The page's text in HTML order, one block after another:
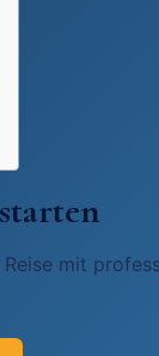
mit